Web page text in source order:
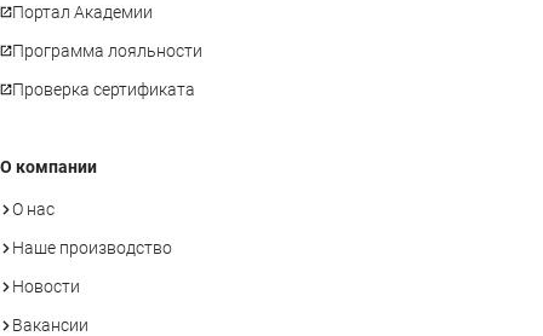
Портал Академии
Программа лояльности
Проверка сертификата
О компании
О нас
Наше производство
Новости
Вакансии